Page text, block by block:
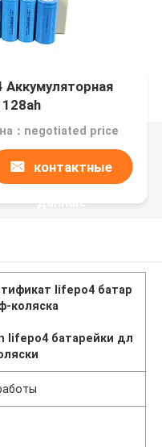
Аккумуляторная
：negotiated price
контактные
данные
lifepo4 батар
коляска
lifepo4 батарейки дл